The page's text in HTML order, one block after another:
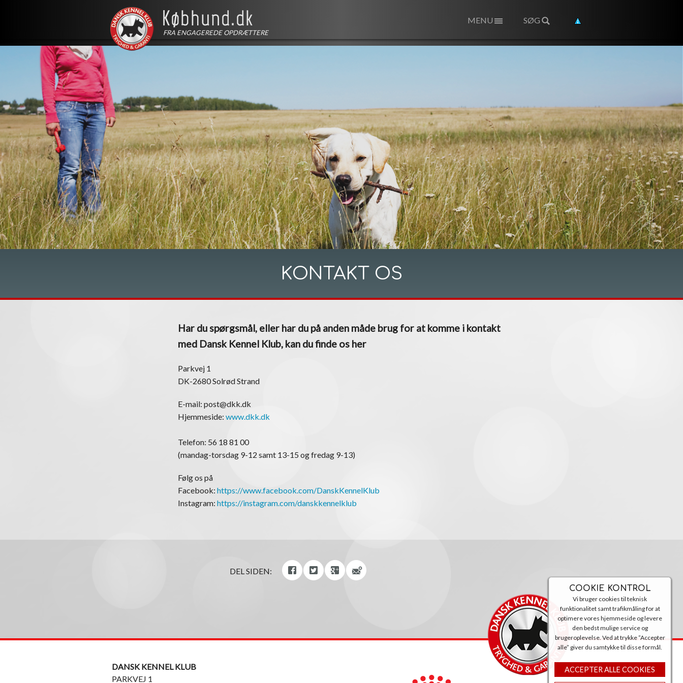
FRA ENGAGEREDE OPDRÆTTERE
SØG
MENU
COOKIE KONTROL
Vi bruger cookies til teknisk
funktionalitet samt trafikmåling for at
optimere vores hjemmeside og levere
den bedst mulige service og
brugeroplevelse. Ved at trykke ”Accepter
alle” giver du samtykke til disse formål.
ACCEPTER ALLE COOKIES
KONTAKT OS
Har du spørgsmål, eller har du på anden måde brug for at komme i kontakt
med Dansk Kennel Klub, kan du finde os her
Parkvej 1
DK-2680 Solrød Strand
E-mail: post@dkk.dk
Hjemmeside: www.dkk.dk
Telefon: 56 18 81 00
(mandag-torsdag 9-12 samt 13-15 og fredag 9-13)
Følg os på
Facebook: https://www.facebook.com/DanskKennelKlub
Instagram: https://instagram.com/danskkennelklub
DEL SIDEN:
DANSK KENNEL KLUB
PARKVEJ 1